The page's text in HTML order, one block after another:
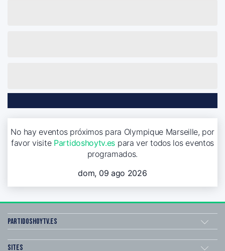
No hay eventos próximos para Olympique Marseille, por
favor visite Partidoshoytv.es para ver todos los eventos
programados.
dom, 09 ago 2026
Partidoshoytv.es
Sites